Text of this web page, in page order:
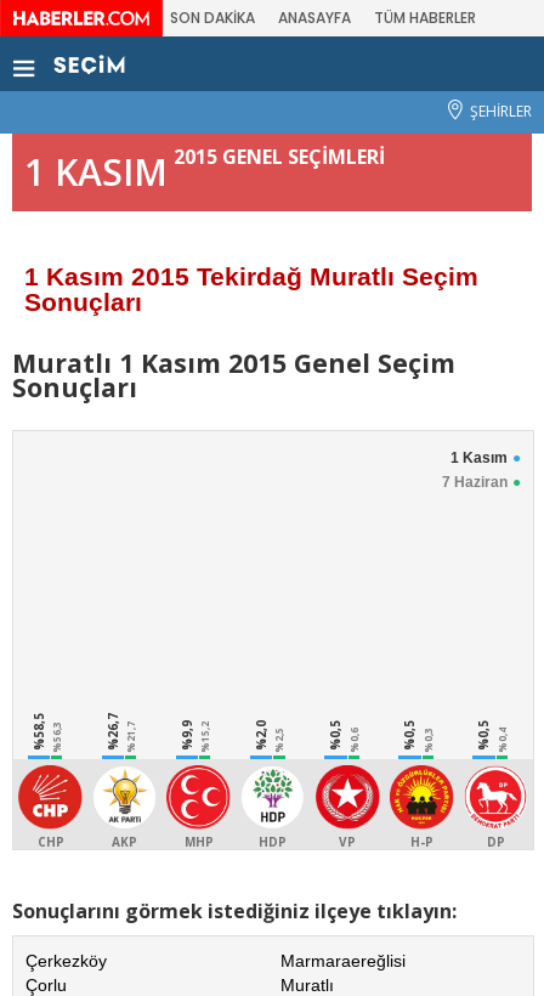
SON DAKİKA ANASAYFA TÜM HABERLER
ŞEHİRLER
1 KASIM 2015 GENEL SEÇİMLERİ
1 Kasım 2015 Tekirdağ Muratlı Seçim
Sonuçları
Muratlı 1 Kasım 2015 Genel Seçim
Sonuçları
1 Kasım
7 Haziran
%58,5 %56,3
CHP
%26,7 %21,7
AKP
%9,9 %15,2
MHP
%2,0 %2,5
HDP
%0,5 %0,6
VP
%0,5 %0,3
H-P
%0,5 %0,4
DP
Sonuçlarını görmek istediğiniz ilçeye tıklayın:
Çerkezköy
Çorlu
Marmaraereğlisi
Muratlı